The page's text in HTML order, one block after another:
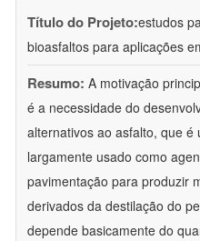
Título do Projeto:estudos
bioasfaltos para aplicações
Resumo: A motivação
é a necessidade do
alternativos ao asfalto, que é
largamente usado como
pavimentação para produzir
derivados da destilação do
depende basicamente do